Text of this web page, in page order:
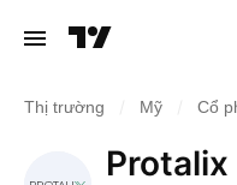
Thị trường Mỹ Cổ